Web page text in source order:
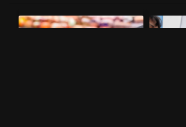
Un artículo de tendencia con el títuloUn